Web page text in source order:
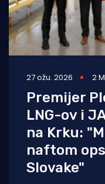
27 ožu. 2026 2
Premijer
LNG-ov i
na Krku:
naftom
Slovake"